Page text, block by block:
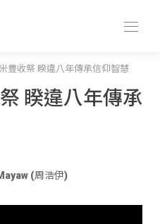
豐收祭 睽違八年傳承信仰智慧
睽違八年傳承
(周浩伊)